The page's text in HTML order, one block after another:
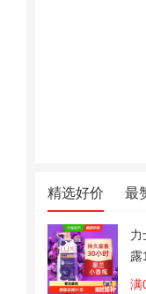
精选好价 最
力
露
满